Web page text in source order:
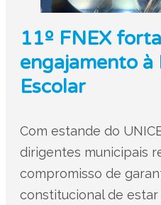
11º FNEX
engajamento à
Escolar
Com estande do
dirigentes municipais
compromisso de
constitucional de